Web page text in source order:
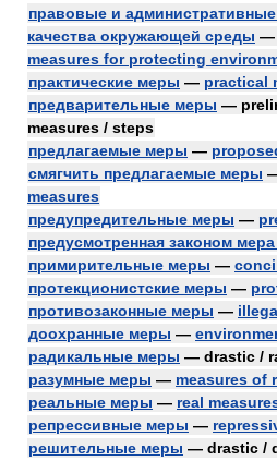
правовые и
качества окружающей среды —
measures for protecting
практические меры — practical
предварительные меры —
measures / steps
предлагаемые меры —
смягчить предлагаемые меры
measures
предупредительные меры —
предусмотренная законом мера
примирительные меры —
протекционистские меры —
противозаконные меры —
доохранные меры —
радикальные меры — drastic /
разумные меры — measures of
реальные меры — real
репрессивные меры —
решительные меры — drastic /